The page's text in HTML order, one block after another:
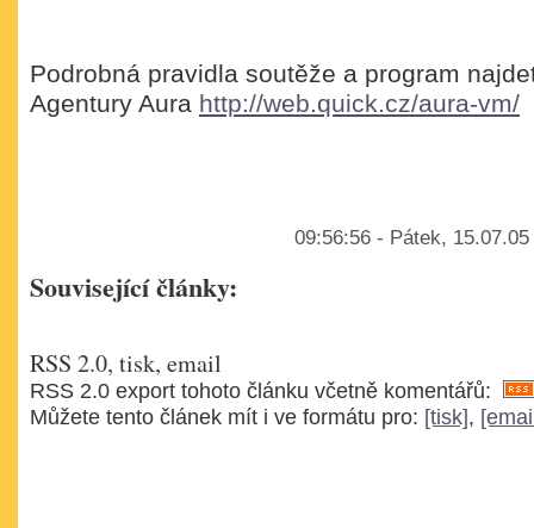
Podrobná pravidla soutěže a program
Agentury Aura http://web.quick.cz/aura-vm/
09:56:56 - Pátek,
Související články:
RSS 2.0, tisk, email
RSS 2.0 export tohoto článku včetně komentářů:
Můžete tento článek mít i ve formátu pro: [tisk],